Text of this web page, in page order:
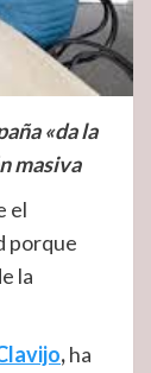
«da la
masiva
el
porque
la
,ha